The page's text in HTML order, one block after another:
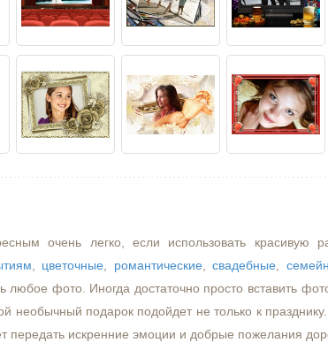
очень легко, если использовать красивую
цветочные романтические ,свадебные
фото. Иногда достаточно просто вставить
необычный подарок подойдет не только к
передать искренние эмоции и добрые пожелания